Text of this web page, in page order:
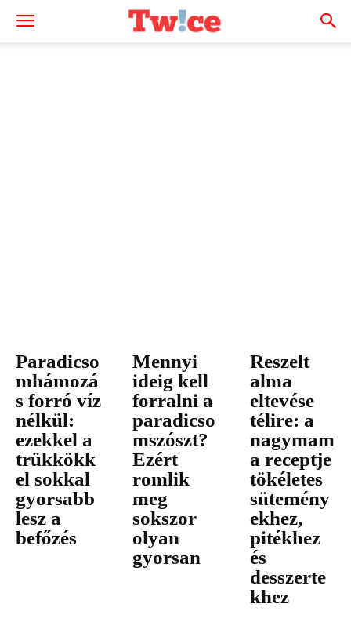
Paradicso
mhámozá
s forró víz
nélkül:
ezekkel a
trükkökk
el sokkal
gyorsabb
lesz a
befőzés
Mennyi
ideig kell
forralni a
paradicso
mszószt?
Ezért
romlik
meg
sokszor
olyan
gyorsan
Reszelt
alma
eltevése
télire: a
nagymam
a receptje
tökéletes
sütemény
ekhez,
pitékhez
és
desszerte
khez